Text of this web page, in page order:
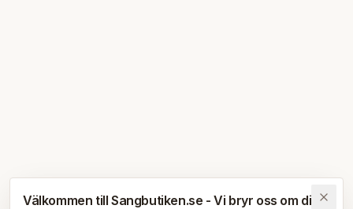
Välkommen till Sangbutiken.se - Vi bryr oss om din